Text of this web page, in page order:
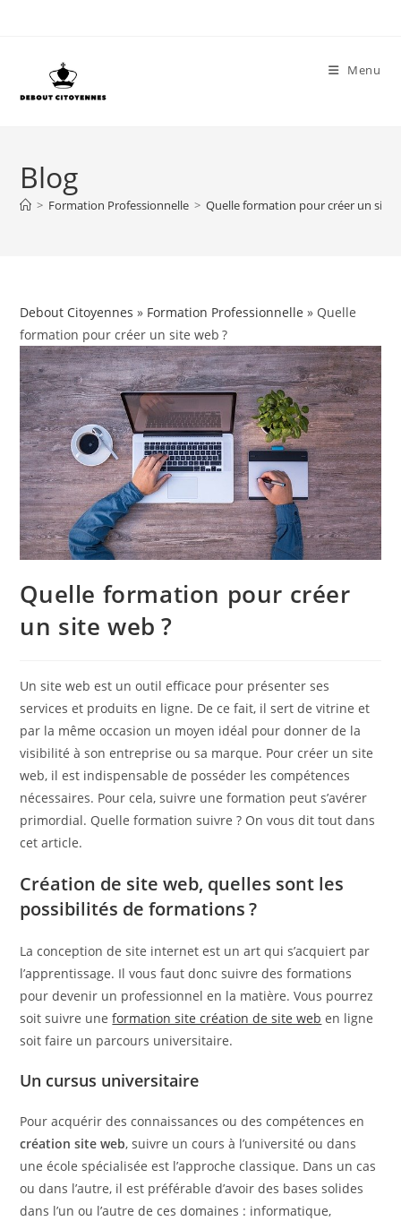
Menu
Blog
> Formation Professionnelle > Quelle formation pour créer un site
Debout Citoyennes » Formation Professionnelle » Quelle
formation pour créer un site web ?
Quelle formation pour créer
un site web ?
Un site web est un outil efficace pour présenter ses
services et produits en ligne. De ce fait, il sert de vitrine et
par la même occasion un moyen idéal pour donner de la
visibilité à son entreprise ou sa marque. Pour créer un site
web, il est indispensable de posséder les compétences
nécessaires. Pour cela, suivre une formation peut s’avérer
primordial. Quelle formation suivre ? On vous dit tout dans
cet article.
Création de site web, quelles sont les
possibilités de formations ?
La conception de site internet est un art qui s’acquiert par
l’apprentissage. Il vous faut donc suivre des formations
pour devenir un professionnel en la matière. Vous pourrez
soit suivre uneformation site création de site web en ligne
soit faire un parcours universitaire.
Un cursus universitaire
Pour acquérir des connaissances ou des compétences en
création site web, suivre un cours à l’université ou dans
une école spécialisée est l’approche classique. Dans un cas
ou dans l’autre, il est préférable d’avoir des bases solides
dans l’un ou l’autre de ces domaines : informatique,